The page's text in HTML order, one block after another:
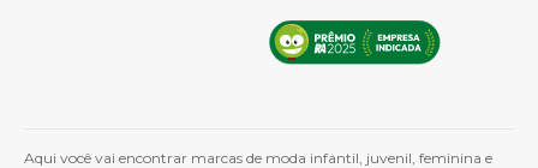
Aqui você vai encontrar marcas de moda infantil, juvenil, feminina e